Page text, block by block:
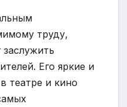
труду,
Его яркие и
театре и кино